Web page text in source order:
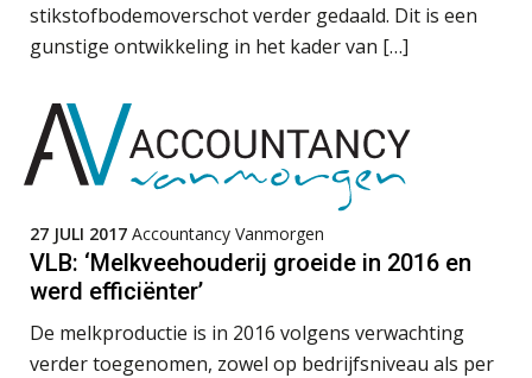
stikstofbodemoverschot verder gedaald. Dit is een
gunstige ontwikkeling in het kader van […]
27 JULI 2017 Accountancy Vanmorgen
VLB: ‘Melkveehouderij groeide in 2016 en
werd efficiënter’
De melkproductie is in 2016 volgens verwachting
verder toegenomen, zowel op bedrijfsniveau als per
Schaalbaar IT-beheer sluit naadloos
aan bij het snelgroeiende Reanda
Van najagen naar verwerken:
waarom vraagposten je proces
blokkeren (en hoe je dat stopt)
ICT & AI | Data als fundament voor
innovatie
Microsoft Copilot gebruiken? Zorg
dat je eerst SharePoint op orde hebt
Assistent accountant Agri & Food – Groningen
Supervisor controlling & accounting
Junior manager audit